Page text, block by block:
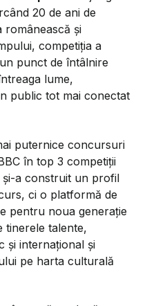
20 de ani de
românească și
competiția a
punct de întâlnire
lume,
public tot mai conectat
puternice concursuri
în top 3 competiții
a construit un profil
ci o platformă de
pentru noua generație
tinerele talente,
și internațional și
pe harta culturală